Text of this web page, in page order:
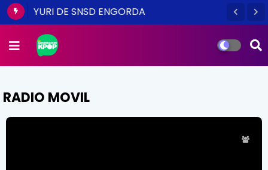
YURI DE SNSD ENGORDA
RADIO MOVIL